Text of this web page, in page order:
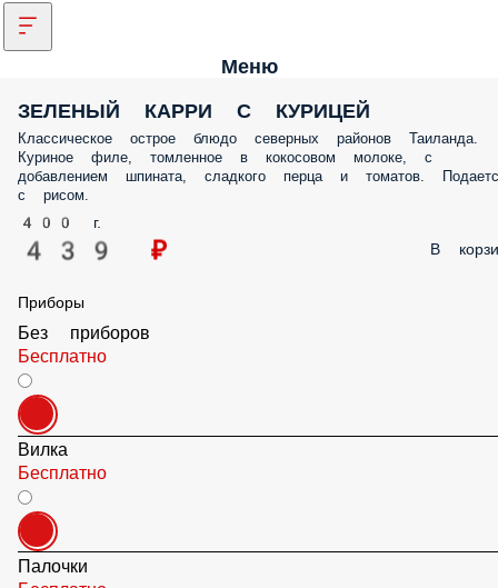
Меню
ЗЕЛЕНЫЙ КАРРИ С КУРИЦЕЙ
Классическое острое блюдо северных районов Таиланда.
Куриное филе, томленное в кокосовом молоке, с
добавлением шпината, сладкого перца и томатов.
с рисом.
400 г.
439 ₽ В
Приборы
Без приборов
Бесплатно
Вилка
Бесплатно